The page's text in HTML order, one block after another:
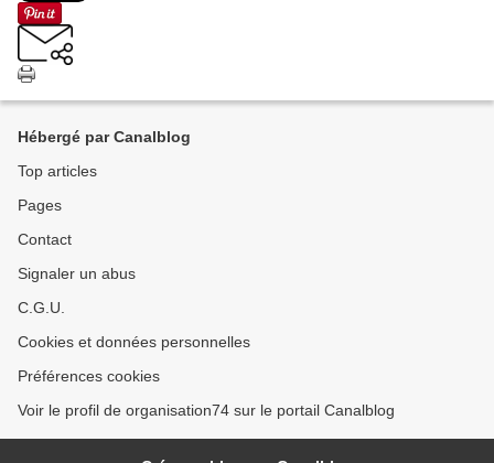
Hébergé par Canalblog
Top articles
Pages
Contact
Signaler un abus
C.G.U.
Cookies et données personnelles
Préférences cookies
Voir le profil de organisation74 sur le portail Canalblog